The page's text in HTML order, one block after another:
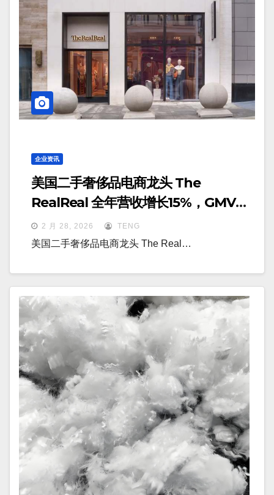
企业资讯
美国二手奢侈品电商龙头 The
RealReal 全年营收增长15%，GMV突
破20亿美元
2 月 28, 2026 TENG
美国二手奢侈品电商龙头 The Real…